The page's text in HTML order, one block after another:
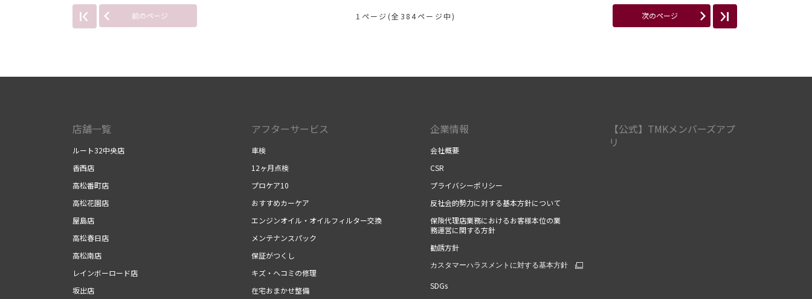
前のページ 1ページ(全384ページ中) 次のページ
店舗一覧
ルート32中央店
香西店
高松番町店
高松花園店
屋島店
高松春日店
高松南店
レインボーロード店
坂出店
アフターサービス
車検
12ヶ月点検
プロケア10
おすすめカーケア
エンジンオイル・オイルフィルター交換
メンテナンスパック
保証がつくし
キズ・ヘコミの修理
在宅おまかせ整備
企業情報
会社概要
CSR
プライバシーポリシー
反社会的勢力に対する基本方針について
保険代理店業務におけるお客様本位の業
務運営に関する方針
勧誘方針
カスタマーハラスメントに対する基本方針
SDGs
【公式】TMKメンバーズアプ
リ